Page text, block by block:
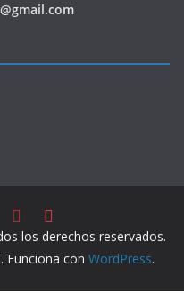
los derechos reservados.
Funciona con WordPress.